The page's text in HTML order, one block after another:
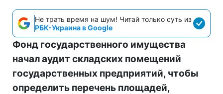
Не трать время на шум! Читай только суть из
РБК-Украина в Google
Фонд государственного имущества
начал аудит складских помещений
государственных предприятий, чтобы
определить перечень площадей,